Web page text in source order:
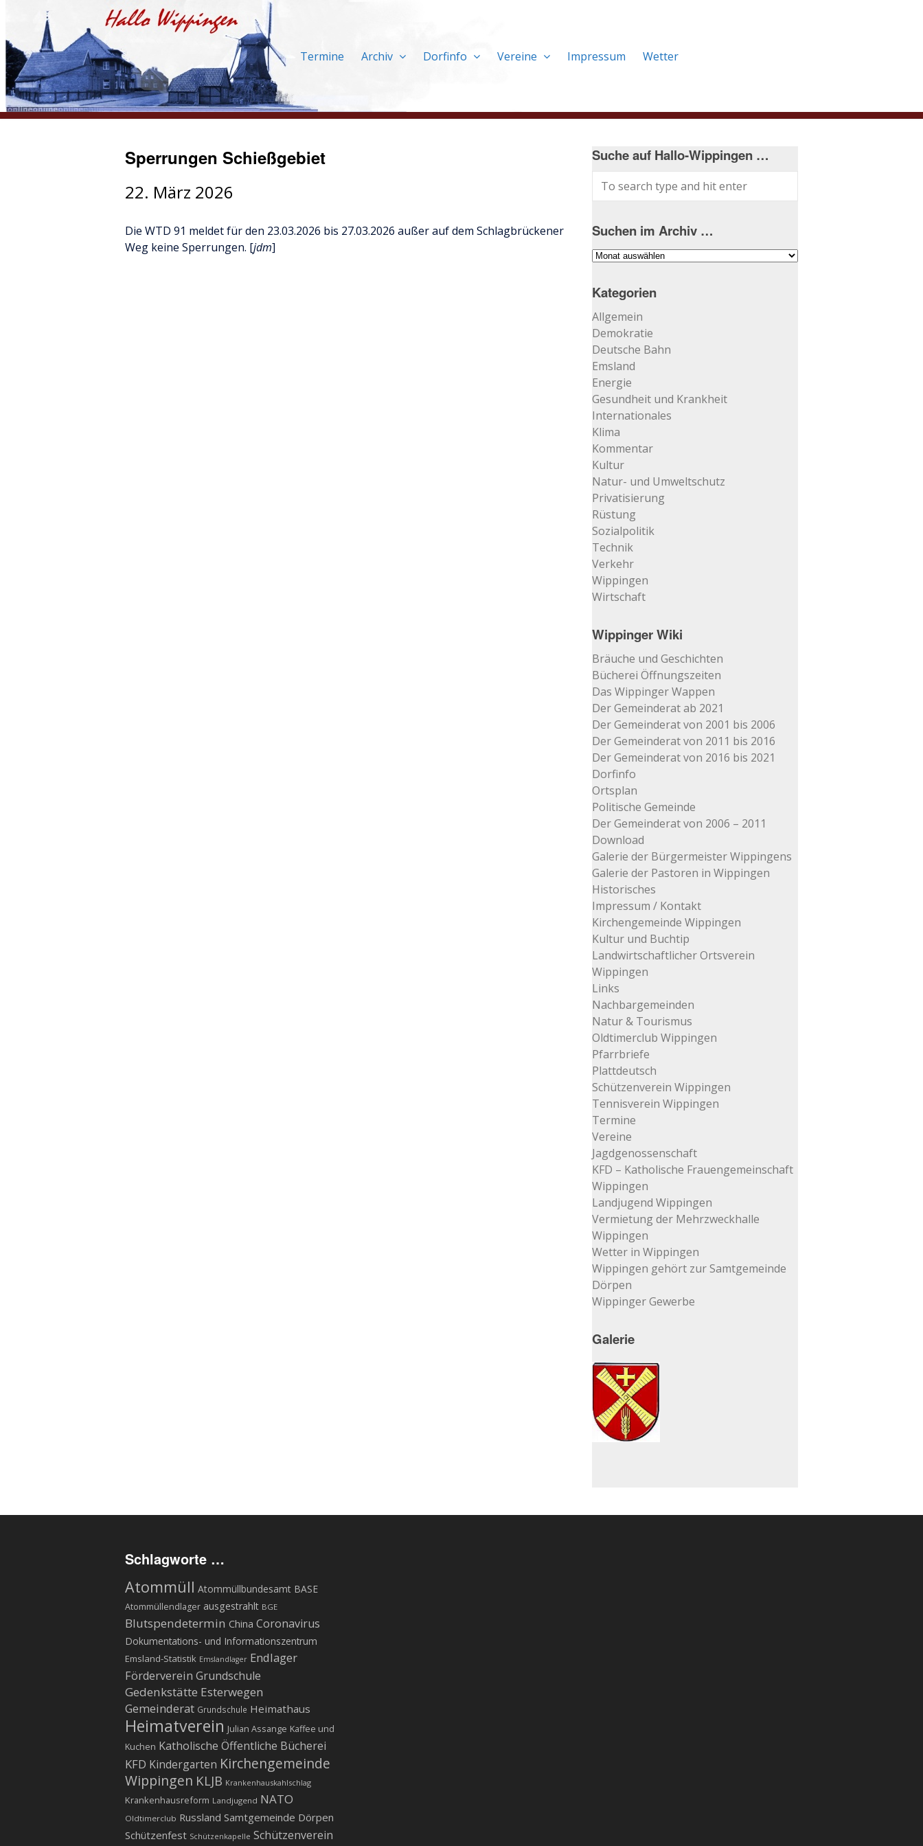
Termine Archiv Dorfinfo Vereine Impressum Wetter
Sperrungen Schießgebiet
22. März 2026
Die WTD 91 meldet für den 23.03.2026 bis 27.03.2026 außer auf dem Schlagbrückener
Weg keine Sperrungen. [jdm]
Suche auf Hallo-Wippingen …
Suchen im Archiv …
Suchen
Archiv
Kategorien
Allgemein
Demokratie
Deutsche Bahn
Emsland
Energie
Gesundheit und Krankheit
Internationales
Klima
Kommentar
Kultur
Natur- und Umweltschutz
Privatisierung
Rüstung
Sozialpolitik
Technik
Verkehr
Wippingen
Wirtschaft
Wippinger Wiki
Bräuche und Geschichten
Bücherei Öffnungszeiten
Das Wippinger Wappen
Der Gemeinderat ab 2021
Der Gemeinderat von 2001 bis 2006
Der Gemeinderat von 2011 bis 2016
Der Gemeinderat von 2016 bis 2021
Dorfinfo
Ortsplan
Politische Gemeinde
Der Gemeinderat von 2006 – 2011
Download
Galerie der Bürgermeister Wippingens
Galerie der Pastoren in Wippingen
Historisches
Impressum / Kontakt
Kirchengemeinde Wippingen
Kultur und Buchtip
Landwirtschaftlicher Ortsverein
Wippingen
Links
Nachbargemeinden
Natur & Tourismus
Oldtimerclub Wippingen
Pfarrbriefe
Plattdeutsch
Schützenverein Wippingen
Tennisverein Wippingen
Termine
Vereine
Jagdgenossenschaft
KFD – Katholische Frauengemeinschaft
Wippingen
Landjugend Wippingen
Vermietung der Mehrzweckhalle
Wippingen
Wetter in Wippingen
Wippingen gehört zur Samtgemeinde
Dörpen
Wippinger Gewerbe
Galerie
Schlagworte …
Atommüll Atommüllbundesamt BASE
Atommüllendlager ausgestrahlt BGE
Blutspendetermin China Coronavirus
Dokumentations- und Informationszentrum
Emsland-Statistik Emslandlager Endlager
Förderverein Grundschule
Gedenkstätte Esterwegen
Gemeinderat Grundschule Heimathaus
Heimatverein Julian Assange Kaffee und
Kuchen Katholische Öffentliche Bücherei
KFD Kindergarten Kirchengemeinde
Wippingen KLJB Krankenhauskahlschlag
Krankenhausreform Landjugend NATO
Oldtimerclub Russland Samtgemeinde Dörpen
Schützenfest Schützenkapelle Schützenverein